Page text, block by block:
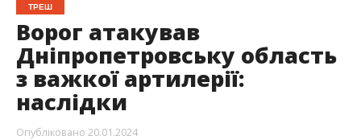
ТРЕШ
Ворог атакував
Дніпропетровську область
з важкої артилерії:
наслідки
Опубліковано 20.01.2024